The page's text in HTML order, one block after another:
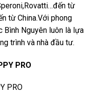
từ
từ China.Với phong
Bình Nguyên luôn là lựa
trình và nhà đầu tư.
PRO
PRO